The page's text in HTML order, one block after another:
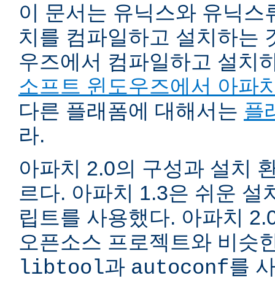
이 문서는 유닉스와 유닉스
치를 컴파일하고 설치하는
우즈에서 컴파일하고 설치
소프트 윈도우즈에서 아파
다른 플래폼에 대해서는 플
라.
아파치 2.0의 구성과 설치
르다. 아파치 1.3은 쉬운 설
립트를 사용했다. 아파치
오픈소스 프로젝트와 비슷
libtool과 autoconf를